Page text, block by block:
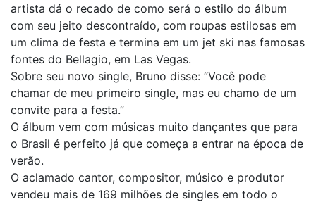
artista dá o recado de como será o estilo do álbum
com seu jeito descontraído, com roupas estilosas em
um clima de festa e termina em um jet ski nas famosas
fontes do Bellagio, em Las Vegas.
Sobre seu novo single, Bruno disse: “Você pode
chamar de meu primeiro single, mas eu chamo de um
convite para a festa.”
O álbum vem com músicas muito dançantes que para
o Brasil é perfeito já que começa a entrar na época de
verão.
O aclamado cantor, compositor, músico e produtor
vendeu mais de 169 milhões de singles em todo o